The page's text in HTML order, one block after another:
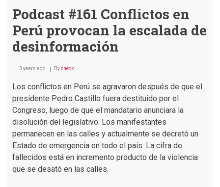
Podcast #161 Conflictos en
Perú provocan la escalada de
desinformación
3 years ago Bycheck
Los conflictos en Perú se agravaron después de que el
presidente Pedro Castillo fuera destituido por el
Congreso, luego de que el mandatario anunciara la
disolución del legislativo. Los manifestantes
permanecen en las calles y actualmente se decretó un
Estado de emergencia en todo el país. La cifra de
fallecidos está en incremento producto de la violencia
que se desató en las calles.